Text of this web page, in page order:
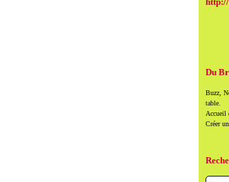
Du
Buzz,
table.
Accueil
Créer